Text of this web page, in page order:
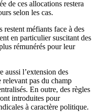
de ces allocations restera
selon les cas.
restent méfiants face à des
en particulier suscitant des
rémunérés pour leur
aussi l’extension des
relevant pas du champ
En outre, des règles
introduites pour
à caractère politique.